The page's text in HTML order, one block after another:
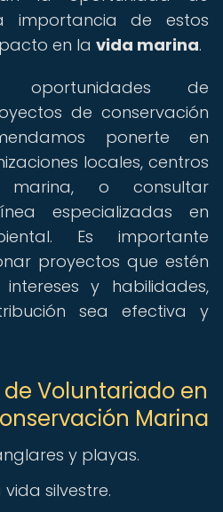
importancia de estos
en la vida marina.
oportunidades de
de conservación
ponerte en
locales, centros
marina, o consultar
especializadas en
Es importante
proyectos que estén
y habilidades,
sea efectiva y
Voluntariado en
Marina
y playas.
silvestre.